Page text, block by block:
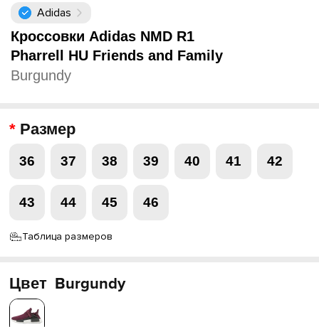
Adidas
Кроссовки Adidas NMD R1
Pharrell HU Friends and Family
Burgundy
Размер
36 37 38 39 40 41 42
43 44 45 46
Таблица размеров
Цвет Burgundy